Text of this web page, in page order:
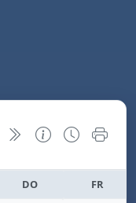
DO FR